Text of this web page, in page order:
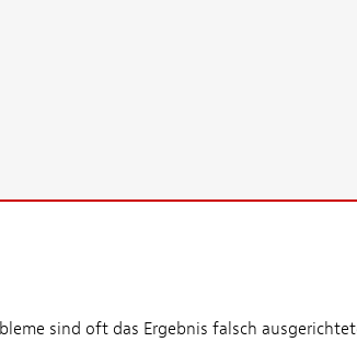
sind oft das Ergebnis falsch